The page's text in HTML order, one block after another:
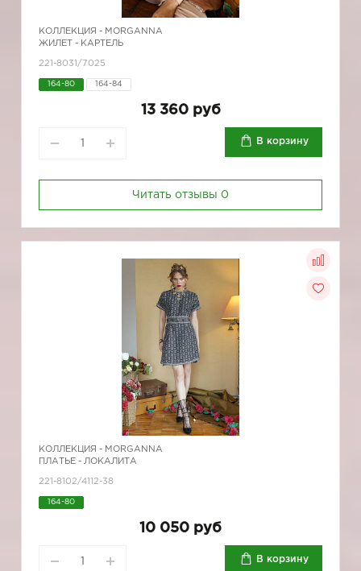
КОЛЛЕКЦИЯ - MORGANNA
ЖИЛЕТ - КАРТЕЛЬ
221-8031/7025
164-80 164-84
13 360 руб
В корзину
Читать отзывы 0
КОЛЛЕКЦИЯ - MORGANNA
ПЛАТЬЕ - ЛОКАЛИТА
221-8102/4112-38
164-80
10 050 руб
В корзину